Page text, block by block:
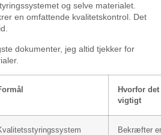
og selve materialet.
en omfattende kvalitetskontrol. Det
dokumenter, jeg altid tjekker for
Hvorfor det
vigtigt
Bekræfter